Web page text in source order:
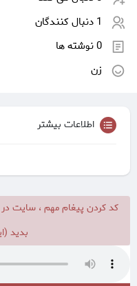
1 دنبال کنندگان
0 نوشته ها
زن
اطلاعات بیشتر
کد کردن پیغام مهم ، سایت
بدید